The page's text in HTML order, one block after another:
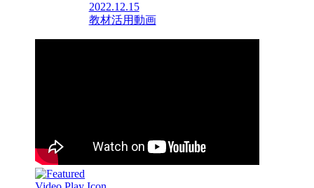
2022.12.15
教材活用動画